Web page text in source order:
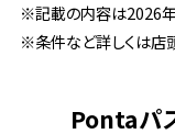
※記載の内容は
※条件など詳しくは
Pontaパ